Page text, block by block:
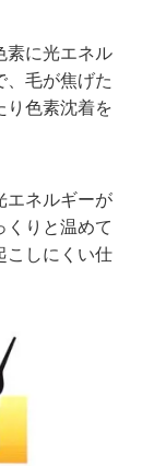
素に光エネル
、毛が焦げた
り色素沈着を
エネルギーが
くりと温めて
こしにくい仕